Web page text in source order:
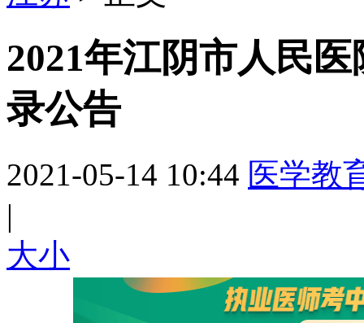
2021年江阴市人民
录公告
2021-05-14 10:44 医学教
|
大小